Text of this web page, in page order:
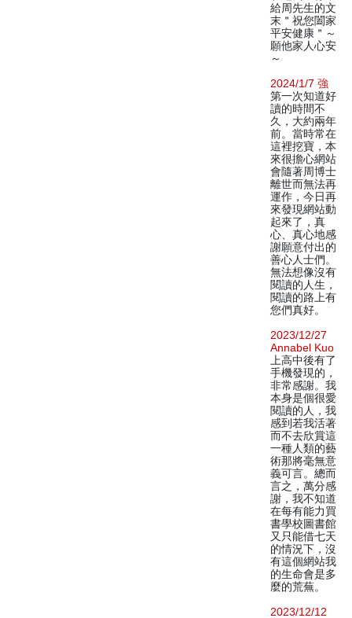
給周先生的文
末＂祝您闔家
平安健康＂～
願他家人心安
～
2024/1/7 強
第一次知道好
讀的時間不
久，大約兩年
前。當時常在
這裡挖寶，本
來很擔心網站
會隨著周博士
離世而無法再
運作，今日再
來發現網站動
起來了，真
心、真心地感
謝願意付出的
善心人士們。
無法想像沒有
閱讀的人生，
閱讀的路上有
您們真好。
2023/12/27
Annabel Kuo
上高中後有了
手機發現的，
非常感謝。我
本身是個很愛
閱讀的人，我
感到若我活著
而不去欣賞這
一種人類的藝
術那將毫無意
義可言。總而
言之，萬分感
謝，我不知道
在每有能力買
書學校圖書館
又只能借七天
的情況下，沒
有這個網站我
的生命會是多
麼的荒蕪。
2023/12/12